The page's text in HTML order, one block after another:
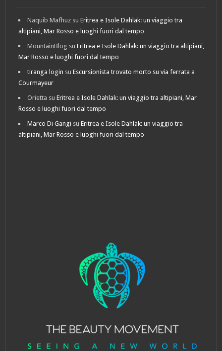
Naquib Mafhuz suEritrea e Isole Dahlak: un viaggio tra
altipiani, Mar Rosso e luoghi fuori dal tempo
MountainBlog suEritrea e Isole Dahlak: un viaggio tra altipiani,
Mar Rosso e luoghi fuori dal tempo
tiranga login suEscursionista trovato morto su via ferrata a
Courmayeur
Orietta suEritrea e Isole Dahlak: un viaggio tra altipiani, Mar
Rosso e luoghi fuori dal tempo
Marco Di Gangi suEritrea e Isole Dahlak: un viaggio tra
altipiani, Mar Rosso e luoghi fuori dal tempo